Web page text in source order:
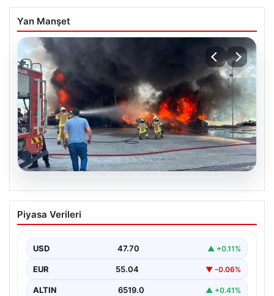
Yan Manşet
06.08.2026
Bursa Orhangazi’de Bir Tamirhane
Yanarak Kor Oldu
geldi ve bölgedeki birçok noktadan görülebilen
yüksek…
Piyasa Verileri
USD 47.70 ▲ +0.11%
EUR 55.04 ▼ -0.06%
ALTIN 6519.0 ▲ +0.41%